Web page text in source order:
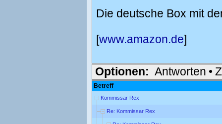
Die deutsche Box mit
[www.amazon.de]
Optionen: Antworten •
Betreff
Kommissar Rex
Re: Kommissar Rex